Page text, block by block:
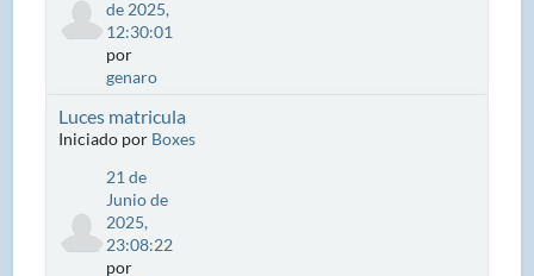
de 2025,
12:30:01
por
genaro
Luces matricula
Iniciado por Boxes
21 de
Junio de
2025,
23:08:22
por